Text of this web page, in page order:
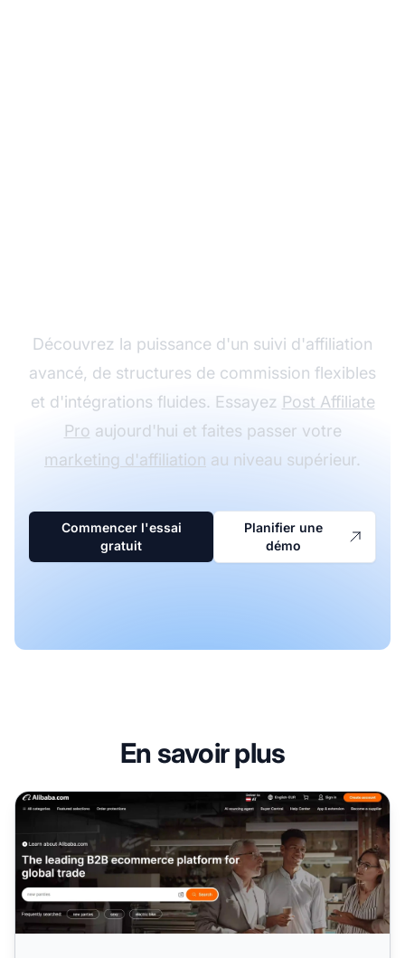
Découvrez la puissance d'un suivi d'affiliation
avancé, de structures de commission flexibles
et d'intégrations fluides. Essayez Post Affiliate
Pro aujourd'hui et faites passer votre
marketing d'affiliation au niveau supérieur.
Commencer l'essai
gratuit
Planifier une
démo
En savoir plus
Programme d'affiliation Alibaba